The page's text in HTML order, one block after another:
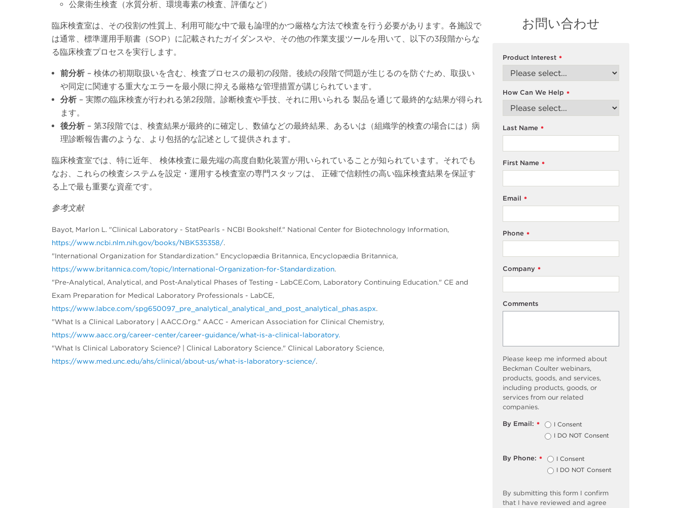
公衆衛生検査（水質分析、環境毒素の検査、評価など）
臨床検査室は、その役割の性質上、利用可能な中で最も論理的かつ厳格な方法で検査を行う必要があります。各施設で
は通常、標準運用手順書（SOP）に記載されたガイダンスや、その他の作業支援ツールを用いて、以下の3段階からな
る臨床検査プロセスを実行します。
前分析 – 検体の初期取扱いを含む、検査プロセスの最初の段階。後続の段階で問題が生じるのを防ぐため、取扱い
や同定に関連する重大なエラーを最小限に抑える厳格な管理措置が講じられています。
分析 – 実際の臨床検査が行われる第2段階。診断検査や手技、それに用いられる 製品を通じて最終的な結果が得られ
ます。
後分析 – 第3段階では、検査結果が最終的に確定し、数値などの最終結果、あるいは（組織学的検査の場合には）病
理診断報告書のような、より包括的な記述として提供されます。
臨床検査室では、特に近年、 検体検査に最先端の高度自動化装置が用いられていることが知られています。それでも
なお、これらの検査システムを設定・運用する検査室の専門スタッフは、 正確で信頼性の高い臨床検査結果を保証す
る上で最も重要な資産です。
参考文献
Bayot, Marlon L. "Clinical Laboratory - StatPearls - NCBI Bookshelf." National Center for Biotechnology Information,
https://www.ncbi.nlm.nih.gov/books/NBK535358/.
"International Organization for Standardization." Encyclopædia Britannica, Encyclopædia Britannica,
https://www.britannica.com/topic/International-Organization-for-Standardization.
"Pre-Analytical, Analytical, and Post-Analytical Phases of Testing - LabCE.Com, Laboratory Continuing Education." CE and
Exam Preparation for Medical Laboratory Professionals - LabCE,
https://www.labce.com/spg650097_pre_analytical_analytical_and_post_analytical_phas.aspx.
"What Is a Clinical Laboratory | AACC.Org." AACC - American Association for Clinical Chemistry,
https://www.aacc.org/career-center/career-guidance/what-is-a-clinical-laboratory.
"What Is Clinical Laboratory Science? | Clinical Laboratory Science." Clinical Laboratory Science,
https://www.med.unc.edu/ahs/clinical/about-us/what-is-laboratory-science/.
お問い合わせ
*
Product Interest
*
How Can We Help
*
Last Name
*
First Name
*
Email
*
Phone
*
Company
Comments
Please keep me informed about
Beckman Coulter webinars,
products, goods, and services,
including products, goods, or
services from our related
companies.
*
By Email:
I Consent
I DO NOT Consent
*
By Phone:
I Consent
I DO NOT Consent
By submitting this form I confirm
that I have reviewed and agree